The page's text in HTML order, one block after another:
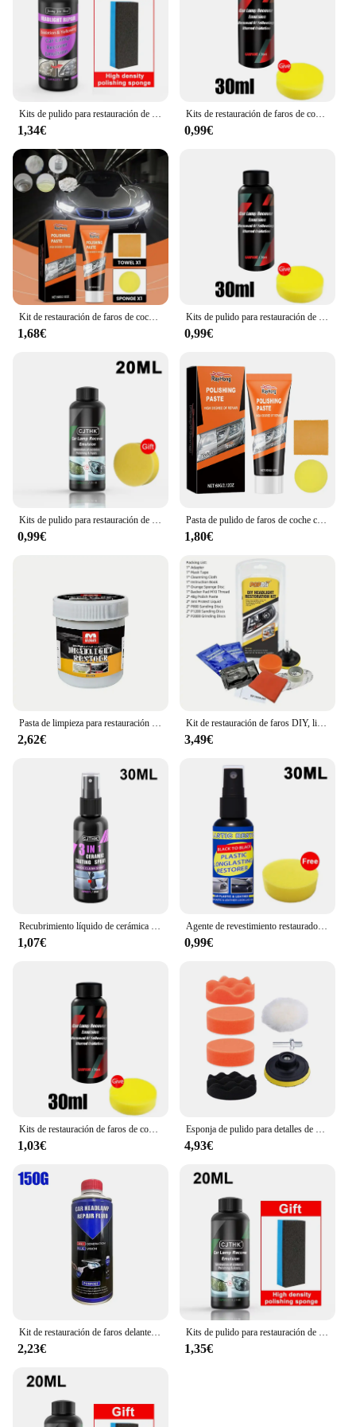
a smart investment for anyone who wants to keep
their vehicle's headlights looking pristine and safe
on the road.
Kits de pulido para restauración de faros de coche, eliminador de arañazos de luz de coche, pasta de limpieza para reparación, líquido polaco antiossidante
1,34€
Kits de restauración de faros de coche, kit de reparación de faros, pulidor de luz, pasta de limpieza, agente de restauración para el cuidado de la pintura del coche
0,99€
Kit de restauración de faros de coche, pasta de pulido para reparación de faros, elimina arañazos, pulidor de lentes, lijado de cera
1,68€
Kits de pulido para restauración de faros de coche, Kits de reparación de faros, pulidor de luz de coche, pasta de limpieza, agente de restauración de pintura de coches
0,99€
Kits de pulido para restauración de faros de coche, eliminador de arañazos, pasta de limpieza para reparación, elimina la oxidación, líquido para pulir faros
0,99€
Pasta de pulido de faros de coche con esponja y toalla, pulidor de luz de coche, pasta de limpieza, Kit de restauración de faros, abrillantador de faros
1,80€
Pasta de limpieza para restauración de faros delanteros de coche, líquido de pulido para eliminar arañazos y oxidación
2,62€
Kit de restauración de faros DIY, limpieza y pulido, Kit de reparación y limpieza de faros de coche, pasta de limpieza, novedad de 2024
3,49€
Recubrimiento líquido de cerámica para coche, Nano Cristal, capa hidrofóbica, agente de recubrimiento de pintura de pulido, revestimiento de Nanos
1,07€
Agente de revestimiento restaurador de plástico para coche, reparación Exterior de goma de plástico automático, agente de restauración de actualización limpia, sello brillante Negro
0,99€
1,03€ 4,93€
2,23€ 1,35€